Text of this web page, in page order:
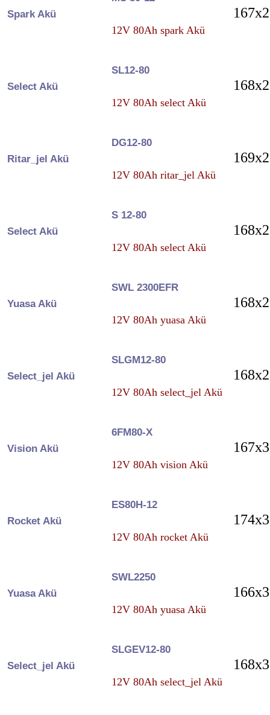
Spark Akü
12V 80Ah spark Akü
Select Akü
SL12-80
12V 80Ah select Akü
Ritar_jel Akü
DG12-80
12V 80Ah ritar_jel Akü
Select Akü
S 12-80
12V 80Ah select Akü
Yuasa Akü
SWL 2300EFR
12V 80Ah yuasa Akü
Select_jel Akü
SLGM12-80
12V 80Ah select_jel Akü
Vision Akü
6FM80-X
12V 80Ah vision Akü
Rocket Akü
ES80H-12
12V 80Ah rocket Akü
Yuasa Akü
SWL2250
12V 80Ah yuasa Akü
Select_jel Akü
SLGEV12-80
12V 80Ah select_jel Akü